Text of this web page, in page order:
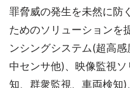
罪脅威の発生を未然に防
ためのソリューションを
ンシングシステム(超高
中センサ他)、映像監視
知、群衆監視、車両検知